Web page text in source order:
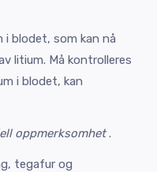
i blodet, som kan nå
litium. Må kontrolleres
i blodet, kan
oppmerksomhet.
tegafur og